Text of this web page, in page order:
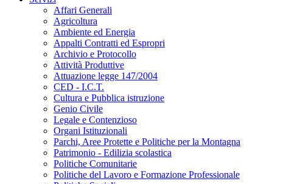
Affari Generali
Agricoltura
Ambiente ed Energia
Appalti Contratti ed Espropri
Archivio e Protocollo
Attività Produttive
Attuazione legge 147/2004
CED - I.C.T.
Cultura e Pubblica istruzione
Genio Civile
Legale e Contenzioso
Organi Istituzionali
Parchi, Aree Protette e Politiche per la Montagna
Patrimonio - Edilizia scolastica
Politiche Comunitarie
Politiche del Lavoro e Formazione Professionale